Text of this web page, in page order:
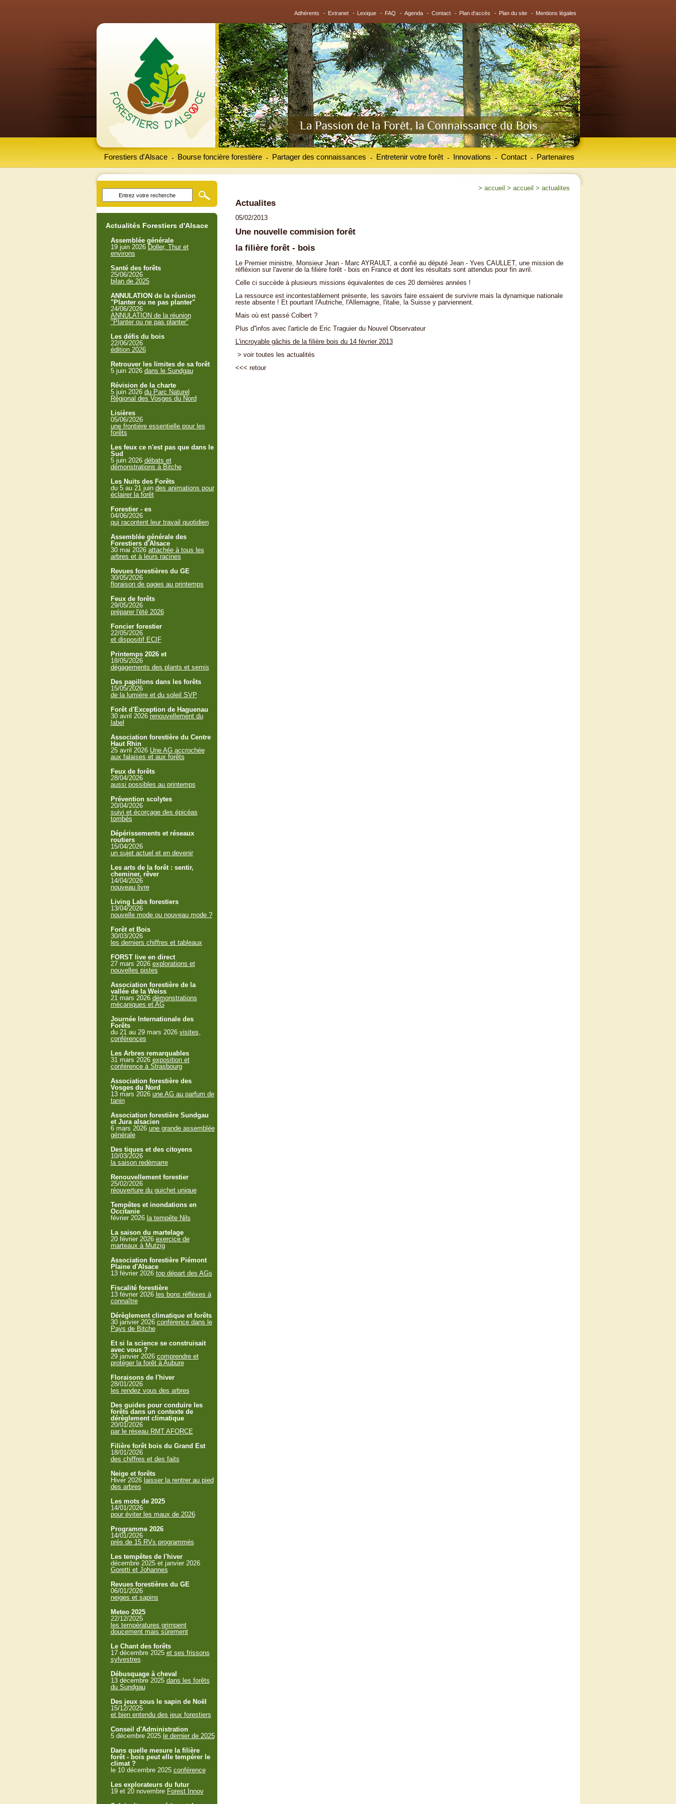
Adhérents - Extranet - Lexique - FAQ - Agenda - Contact - Plan d'accès - Plan du site - Mentions légales
Forestiers d'Alsace Bourse foncière forestière
- Partager des connaissances
- Entretenir votre forêt
- Innovations
- Contact
- Partenaires
-
> accueil > accueil > actualites
Actualites
05/02/2013
Une nouvelle commision forêt
la filière forêt - bois
Le Premier ministre, Monsieur Jean - Marc AYRAULT, a confié au député Jean - Yves CAULLET, une mission de
réflèxion sur l'avenir de la filière forêt - bois en France et dont les résultats sont attendus pour fin avril.
Celle ci succède à plusieurs missions équivalentes de ces 20 dernières années !
La ressource est incontestablement présente, les savoirs faire essaient de survivre mais la dynamique nationale
reste absente ! Et pourtant l'Autriche, l'Allemagne, l'italie, la Suisse y parviennent.
Mais où est passé Colbert ?
Plus d''infos avec l'article de Eric Traguier du Nouvel Observateur
L'incroyable gâchis de la filière bois du 14 février 2013
> voir toutes les actualités
<<< retour
Actualités Forestiers d'Alsace
Assemblée générale
19 juin 2026 Doller, Thur et
environs
Santé des forêts
25/06/2026
bilan de 2025
ANNULATION de la réunion
"Planter ou ne pas planter"
24/06/2026
ANNULATION de la réunion
"Planter ou ne pas planter"
Les défis du bois
22/06/2026
édition 2026
Retrouver les limites de sa forêt
5 juin 2026 dans le Sundgau
Révision de la charte
5 juin 2026 du Parc Naturel
Régional des Vosges du Nord
Lisières
05/06/2026
une frontière essentielle pour les
forêts
Les feux ce n'est pas que dans le
Sud
5 juin 2026 débats et
démonstrations à Bitche
Les Nuits des Forêts
du 5 au 21 juin des animations pour
éclairer la forêt
Forestier - es
04/06/2026
qui racontent leur travail quotidien
Assemblée générale des
Forestiers d'Alsace
30 mai 2026 attachée à tous les
arbres et à leurs racines
Revues forestières du GE
30/05/2026
floraison de pages au printemps
Feux de forêts
29/05/2026
préparer l'été 2026
Foncier forestier
22/05/2026
et dispositif ECIF
Printemps 2026 et
18/05/2026
dégagements des plants et semis
Des papillons dans les forêts
15/05/2026
de la lumière et du soleil SVP
Forêt d'Exception de Haguenau
30 avril 2026 renouvellement du
label
Association forestière du Centre
Haut Rhin
25 avril 2026 Une AG accrochée
aux falaises et aux forêts
Feux de forêts
28/04/2026
aussi possibles au printemps
Prévention scolytes
20/04/2026
suivi et écorçage des épicéas
tombés
Dépérissements et réseaux
routiers
15/04/2026
un sujet actuel et en devenir
Les arts de la forêt : sentir,
cheminer, rêver
14/04/2026
nouveau livre
Living Labs forestiers
13/04/2026
nouvelle mode ou nouveau mode ?
Forêt et Bois
30/03/2026
les derniers chiffres et tableaux
FORST live en direct
27 mars 2026 explorations et
nouvelles pistes
Association forestière de la
vallée de la Weiss
21 mars 2026 démonstrations
mécaniques et AG
Journée Internationale des
Forêts
du 21 au 29 mars 2026 visites,
conférences
Les Arbres remarquables
31 mars 2026 exposition et
conférence à Strasbourg
Association forestière des
Vosges du Nord
13 mars 2026 une AG au parfum de
tanin
Association forestière Sundgau
et Jura alsacien
6 mars 2026 une grande assemblée
générale
Des tiques et des citoyens
10/03/2026
la saison redémarre
Renouvellement forestier
25/02/2026
réouverture du guichet unique
Tempêtes et inondations en
Occitanie
février 2026 la tempête Nils
La saison du martelage
20 février 2026 exercice de
marteaux à Mutzig
Association forestière Piémont
Plaine d'Alsace
13 février 2026 top départ des AGs
Fiscalité forestière
13 février 2026 les bons réflèxes à
connaître
Dérèglement climatique et forêts
30 janvier 2026 conférence dans le
Pays de Bitche
Et si la science se construisait
avec vous ?
29 janvier 2026 comprendre et
protéger la forêt à Aubure
Floraisons de l'hiver
28/01/2026
les rendez vous des arbres
Des guides pour conduire les
forêts dans un contexte de
dérèglement climatique
20/01/2026
par le réseau RMT AFORCE
Filière forêt bois du Grand Est
18/01/2026
des chiffres et des faits
Neige et forêts
Hiver 2026 laisser la rentrer au pied
des arbres
Les mots de 2025
14/01/2026
pour éviter les maux de 2026
Programme 2026
14/01/2026
près de 15 RVs programmés
Les tempêtes de l'hiver
décembre 2025 et janvier 2026
Goretti et Johannes
Revues forestières du GE
06/01/2026
neiges et sapins
Meteo 2025
22/12/2025
les températures grimpent
doucement mais sûrement
Le Chant des forêts
17 décembre 2025 et ses frissons
sylvestres
Débusquage à cheval
13 décembre 2025 dans les forêts
du Sundgau
Des jeux sous le sapin de Noël
15/12/2025
et bien entendu des jeux forestiers
Conseil d'Administration
5 décembre 2025 le dernier de 2025
Dans quelle mesure la filière
forêt - bois peut elle tempérer le
climat ?
le 10 décembre 2025 conférence
Les explorateurs du futur
19 et 20 novembre Forest Innov